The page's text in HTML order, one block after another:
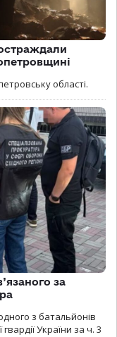
області.
за
з батальйонів
України за ч. 3